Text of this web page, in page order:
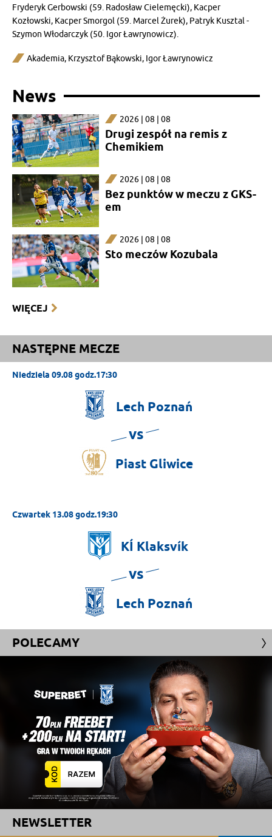
Fryderyk Gerbowski (59. Radosław Cielemęcki), Kacper
Kozłowski, Kacper Smorgol (59. Marcel Żurek), Patryk Kusztal -
Szymon Włodarczyk (50. Igor Ławrynowicz).
Akademia, Krzysztof Bąkowski, Igor Ławrynowicz
News
2026 | 08 | 08
Drugi zespół na remis z
Chemikiem
2026 | 08 | 08
Bez punktów w meczu z GKS-
em
2026 | 08 | 08
Sto meczów Kozubala
WIĘCEJ
NASTĘPNE MECZE
Niedziela 09.08 godz.17:30
Lech Poznań
vs
Piast Gliwice
Czwartek 13.08 godz.19:30
KÍ Klaksvík
vs
Lech Poznań
POLECAMY
NEWSLETTER